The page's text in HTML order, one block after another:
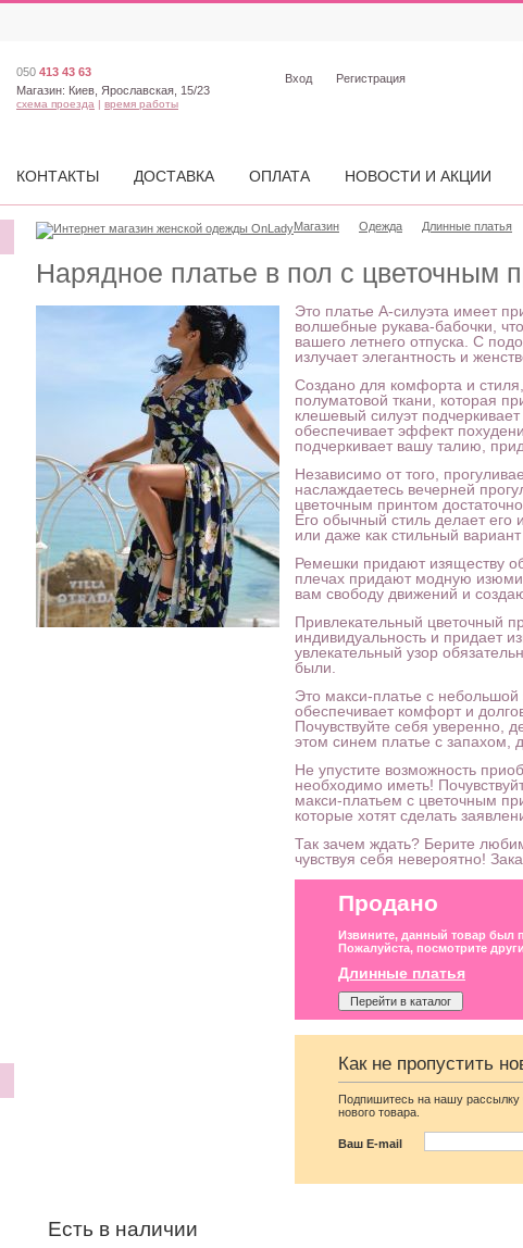
Нарядное платье в пол с цветочным
Это платье А-силуэта имеет
волшебные рукава-бабочки,
вашего летнего отпуска. С
излучает элегантность и
Создано для комфорта и
полуматовой ткани, которая
клешевый силуэт
обеспечивает эффект
подчеркивает вашу талию,
Независимо от того,
наслаждаетесь вечерней
цветочным принтом
Его обычный стиль делает его
или даже как стильный
Ремешки придают изяществу
плечах придают модную
вам свободу движений и
Привлекательный цветочный
индивидуальность и придает
увлекательный узор
были.
Это макси-платье с небольшой
обеспечивает комфорт и
Почувствуйте себя уверенно,
этом синем платье с
Не упустите возможность
необходимо иметь!
макси-платьем с цветочным
которые хотят сделать
Так зачем ждать? Берите
чувствуя себя невероятно!
Продано
Извините, данный товар был
Пожалуйста, посмотрите
Длинные платья
Перейти в каталог
Как не пропустить
Подпишитесь на нашу рассылку
нового товара.
Ваш E-mail
Есть в наличии
Длинное белое
платье
Магазин Одежда Длинные платья
050 413 43 63
Магазин: Киев, Ярославская, 15/23
схема проезда | время работы
Вход Регистрация
КОНТАКТЫ ДОСТАВКА ОПЛАТА НОВОСТИ И АКЦИИ